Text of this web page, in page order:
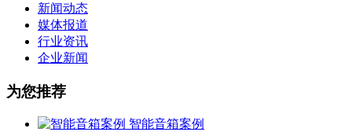
新闻动态
媒体报道
行业资讯
企业新闻
为您推荐
智能音箱案例